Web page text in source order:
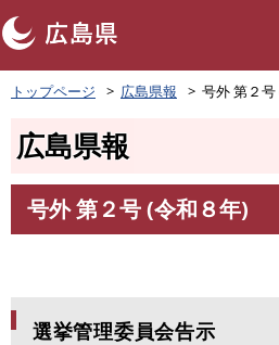
ペ
ー
頭
す
トップページ 広島県報 号外 第２
広島県報
文
号外 第２号 (令和８年)
選挙管理委員会告示